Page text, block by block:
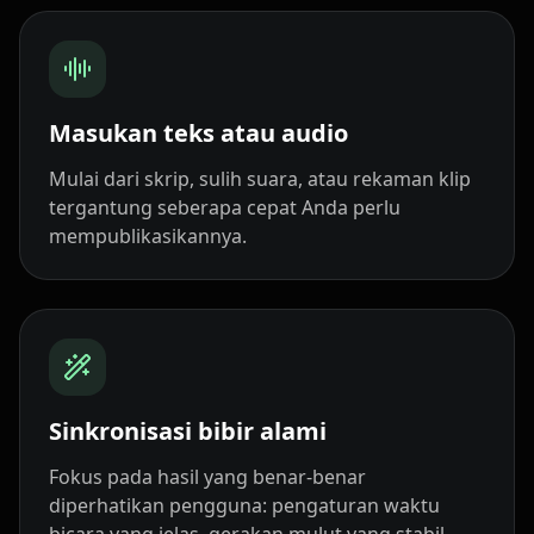
Cartoon 10 Pet Host 01 Pet Host 02
Pet Host 03
Pet Host 06 Pet Host 07
Pet Host 09 Baby 01 Baby 02
Doctor 02 Doctor 03
Masukan teks atau audio
Mulai dari skrip, sulih suara, atau rekaman klip
tergantung seberapa cepat Anda perlu
mempublikasikannya.
Sinkronisasi bibir alami
Fokus pada hasil yang benar-benar
diperhatikan pengguna: pengaturan waktu